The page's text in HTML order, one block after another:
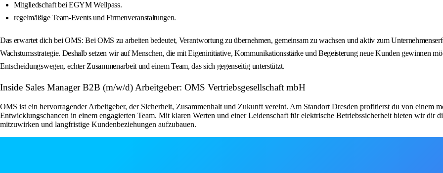
Mitgliedschaft bei EGYM Wellpass.
regelmäßige Team-Events und Firmenveranstaltungen.
Das erwartet dich bei OMS: Bei OMS zu arbeiten bedeutet, Verantwortung zu übernehmen, gemeinsam zu wachsen und aktiv zum
Wachstumsstrategie. Deshalb setzen wir auf Menschen, die mit Eigeninitiative, Kommunikationsstärke und Begeisterung neue Kunden gewinnen
Entscheidungswegen, echter Zusammenarbeit und einem Team, das sich gegenseitig unterstützt.
Inside Sales Manager B2B (m/w/d) Arbeitgeber: OMS Vertriebsgesellschaft mbH
OMS ist ein hervorragender Arbeitgeber, der Sicherheit, Zusammenhalt und Zukunft vereint. Am Standort Dresden profitierst du von einem
Entwicklungschancen in einem engagierten Team. Mit klaren Werten und einer Leidenschaft für elektrische Betriebssicherheit bieten wir dir
mitzuwirken und langfristige Kundenbeziehungen aufzubauen.